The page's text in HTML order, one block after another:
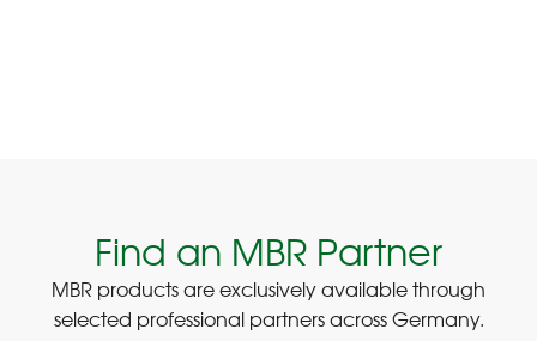
Find an MBR Partner
MBR products are exclusively available through
selected professional partners across Germany.